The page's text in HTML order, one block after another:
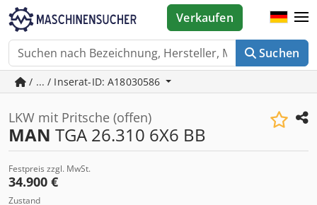
Suchen
Verkaufen
/ ... / Inserat-ID: A18030586
LKW mit Pritsche (offen)
MAN TGA 26.310 6X6 BB
Festpreis zzgl. MwSt.
34.900 €
Zustand